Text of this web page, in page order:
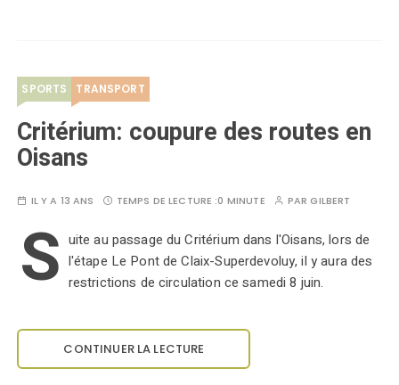
SPORTS TRANSPORT
Critérium: coupure des routes en
Oisans
IL Y A 13 ANS TEMPS DE LECTURE :0 MINUTE PARGILBERT
S uite au passage du Critérium dans l'Oisans, lors de
l'étape Le Pont de Claix-Superdevoluy, il y aura des
restrictions de circulation ce samedi 8 juin.
CONTINUER LA LECTURE